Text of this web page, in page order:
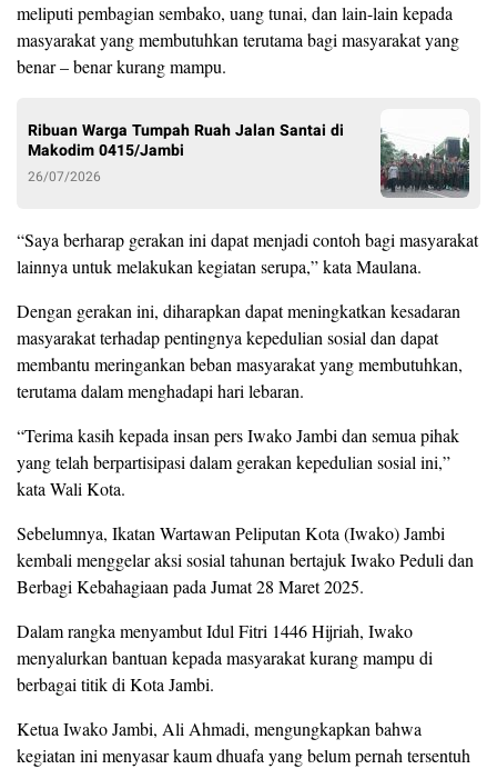
meliputi pembagian sembako, uang tunai, dan lain-lain kepada
masyarakat yang membutuhkan terutama bagi masyarakat yang
benar – benar kurang mampu.
Ribuan Warga Tumpah Ruah Jalan Santai di
Makodim 0415/Jambi
26/07/2026
“Saya berharap gerakan ini dapat menjadi contoh bagi masyarakat
lainnya untuk melakukan kegiatan serupa,” kata Maulana.
Dengan gerakan ini, diharapkan dapat meningkatkan kesadaran
masyarakat terhadap pentingnya kepedulian sosial dan dapat
membantu meringankan beban masyarakat yang membutuhkan,
terutama dalam menghadapi hari lebaran.
“Terima kasih kepada insan pers Iwako Jambi dan semua pihak
yang telah berpartisipasi dalam gerakan kepedulian sosial ini,”
kata Wali Kota.
Sebelumnya, Ikatan Wartawan Peliputan Kota (Iwako) Jambi
kembali menggelar aksi sosial tahunan bertajuk Iwako Peduli dan
Berbagi Kebahagiaan pada Jumat 28 Maret 2025.
Dalam rangka menyambut Idul Fitri 1446 Hijriah, Iwako
menyalurkan bantuan kepada masyarakat kurang mampu di
berbagai titik di Kota Jambi.
Ketua Iwako Jambi, Ali Ahmadi, mengungkapkan bahwa
kegiatan ini menyasar kaum dhuafa yang belum pernah tersentuh